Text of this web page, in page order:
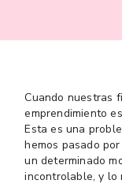
Cuando nuestras
emprendimiento
Esta es una
hemos pasado
un determinado
incontrolable, y lo